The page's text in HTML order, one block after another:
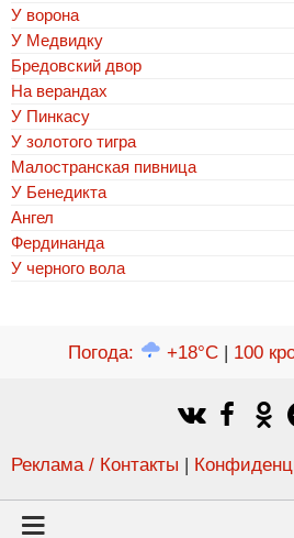
У ворона
У Медвидку
Бредовский двор
На верандах
У Пинкасу
У золотого тигра
Малостранская пивница
У Бенедикта
Ангел
Фердинанда
У черного вола
Погода: +18°C| 100
Реклама / Контакты |